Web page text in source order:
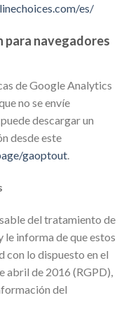
es/
para navegadores
de Google Analytics
no se envíe
descargar un
desde este
gaoptout.
del tratamiento de
le informa de que estos
con lo dispuesto en el
abril de 2016 (RGPD),
del